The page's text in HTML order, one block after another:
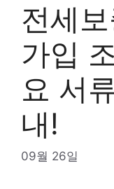
전세
가입
요 서
내!
09월 26일